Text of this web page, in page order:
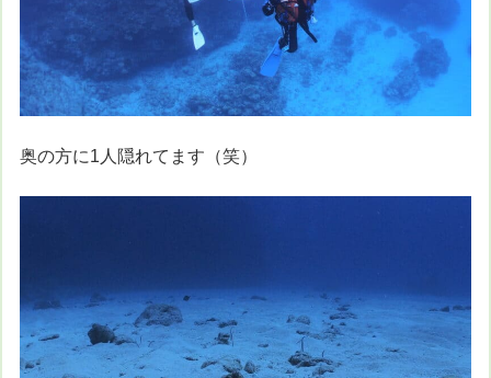
奥の方に1人隠れてます（笑）